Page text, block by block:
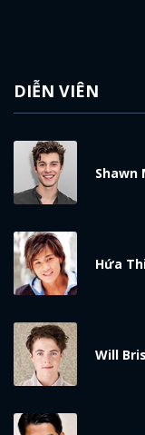
DIỄN VIÊN
Shawn
Hứa
Will